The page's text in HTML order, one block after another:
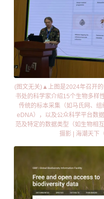
(图文无关)▲
上图是2024年召开
书处的科学家介绍15个生物多样
传统的标本采集（如马氏网、
eDNA），以及公众科学平台数
范及特定的数据类型（如生物相
摄影 | 海潮天下